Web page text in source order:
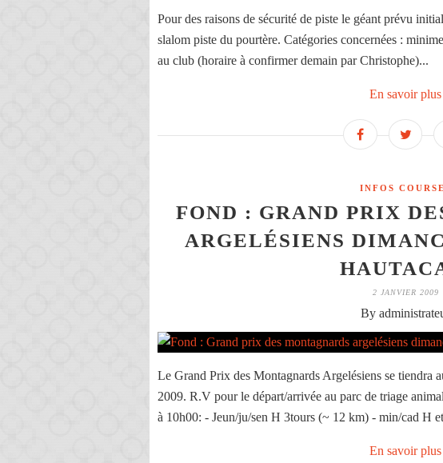
Pour des raisons de sécurité de piste le géant prévu
slalom piste du pourtère. Catégories concernées :
au club (horaire à confirmer demain par Christophe)...
En savoir plus
INFOS
FOND : GRAND PRIX
ARGELÉSIENS
2 JANVIER 2009
By
Le Grand Prix des Montagnards Argelésiens se tiendra
2009. R.V pour le départ/arrivée au parc de triage
à 10h00: - Jeun/ju/sen H 3tours (~ 12 km) - min/cad H
En savoir plus